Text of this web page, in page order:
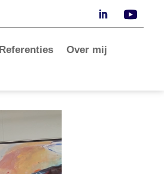
Referenties
Over mij